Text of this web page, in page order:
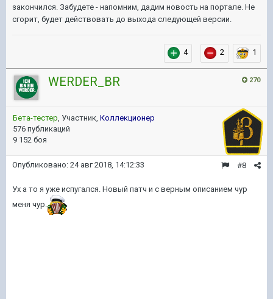
закончился. Забудете - напомним, дадим новость на портале. Не
сгорит, будет действовать до выхода следующей версии.
4 2 1
270
WERDER_BR
Бета-тестер, Участник, Коллекционер
576 публикаций
9 152 боя
#8
Опубликовано: 24 авг 2018, 14:12:33
Ух а то я уже испугался. Новый патч и с верным описанием чур
меня чур.